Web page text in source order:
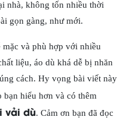
nhà, không tốn nhiều thời
gọn gàng, như mới.
và phù hợp với nhiều
liệu, áo dù khá dễ bị nhăn
cách. Hy vọng bài viết này
bạn hiểu hơn và có thêm
vải dù. Cảm ơn bạn đã đọc